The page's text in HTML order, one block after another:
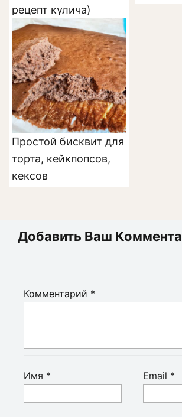
рецепт кулича)
Простой бисквит для
торта, кейкпопсов,
кексов
Добавить Ваш
Комментарий *
Имя * Email *